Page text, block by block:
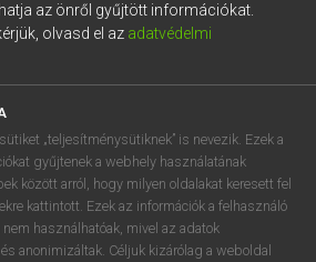
admissible
szótár arrow_forward_ios
az önről gyűjtött információkat.
olvasd el az adatvédelmi
„teljesítménysütiknek” is nevezik. Ezek a
gyűjtenek a webhely használatának
között arról, hogy milyen oldalakat keresett fel
kattintott. Ezek az információk a felhasználó
használhatóak, mivel az adatok
anonimizáltak. Céljuk kizárólag a weboldal
9 ö ü ó
, . - AltGr